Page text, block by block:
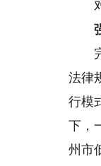
对
完
法律
行模
下，
州市